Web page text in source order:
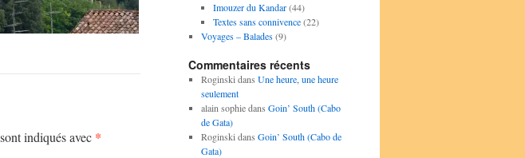
indiqués avec *
Imouzer du Kandar(44)
Textes sans connivence(22)
Voyages – Balades(9)
Commentaires récents
Roginski dans Une heure, une heure
seulement
alain sophiedans Goin’ South (Cabo
de Gata)
Roginski dans Goin’ South (Cabo de
Gata)